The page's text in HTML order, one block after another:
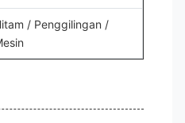
/ Penggilingan /